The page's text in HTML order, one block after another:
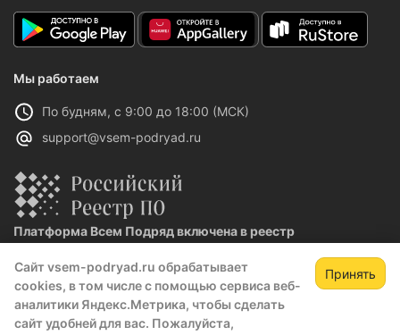
Сайт vsem-podryad.ru обрабатывает
cookies, в том числе с помощью сервиса веб-
аналитики Яндекс.Метрика, чтобы сделать
сайт удобней для вас. Пожалуйста,
Принять
Мы работаем
По будням, с 9:00 до 18:00 (МСК)
support@vsem-podryad.ru
Платформа Всем Подряд включена в реестр
Реестровая запись №32021 от 06.02.2026